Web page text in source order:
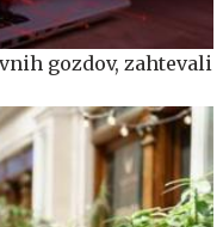
gozdov, zahtevali